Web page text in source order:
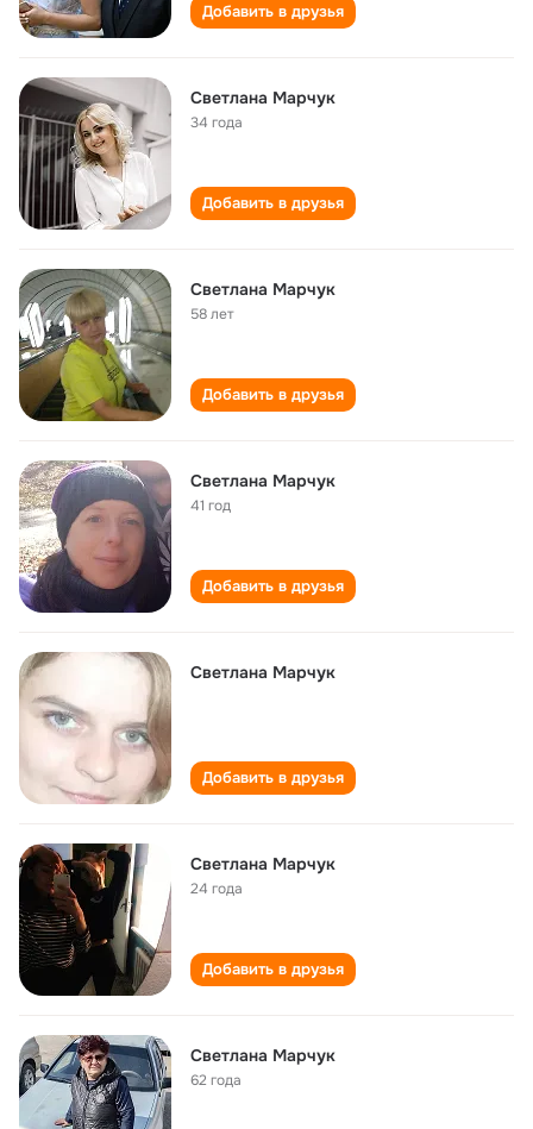
Добавить в друзья
Светлана Марчук
34 года
Добавить в друзья
Светлана Марчук
58 лет
Добавить в друзья
Светлана Марчук
41 год
Добавить в друзья
Светлана Марчук
Добавить в друзья
Светлана Марчук
24 года
Добавить в друзья
Светлана Марчук
62 года